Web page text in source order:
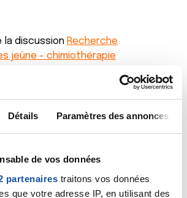
Détails Paramètres des annonces
de vos données
partenaires traitons vos données
que votre adresse IP, en utilisant des
la discussion Recherche
jeûne - chimiothérapie
de la discussioncarcinome
grade 1
de la discussioncarcinome